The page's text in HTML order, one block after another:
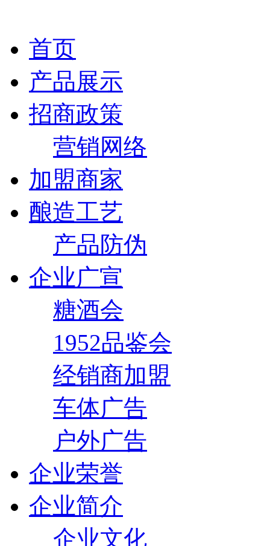
首页
产品展示
招商政策
营销网络
加盟商家
酿造工艺
产品防伪
企业广宣
糖酒会
1952品鉴会
经销商加盟
车体广告
户外广告
企业荣誉
企业简介
企业文化